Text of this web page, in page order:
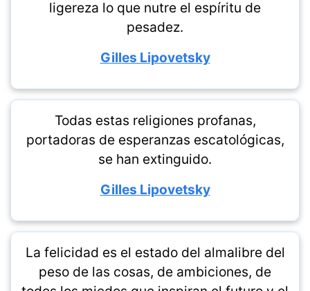
ligereza lo que nutre el espíritu de
pesadez.
Gilles Lipovetsky
Todas estas religiones profanas,
portadoras de esperanzas escatológicas,
se han extinguido.
Gilles Lipovetsky
La felicidad es el estado del almalibre del
peso de las cosas, de ambiciones, de